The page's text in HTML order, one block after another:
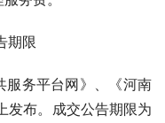
期限
服务平台网》、《河南
发布。成交公告期限为